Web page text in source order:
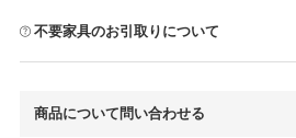
不要家具のお引取りについて
商品について問い合わせる